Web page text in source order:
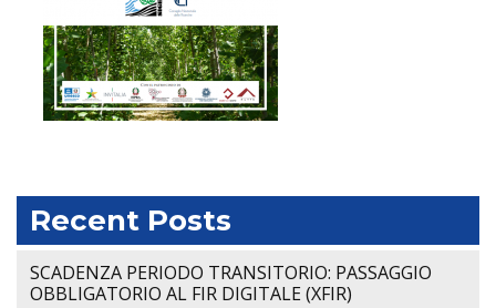
Recent Posts
SCADENZA PERIODO TRANSITORIO: PASSAGGIO
OBBLIGATORIO AL FIR DIGITALE (XFIR)